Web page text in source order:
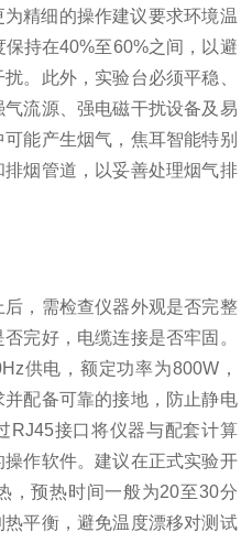
精细的操作建议要求环境温
持在40%至60%之间，以避
。此外，实验台必须平稳、
流源、强电磁干扰设备及易
能产生烟气，焦耳智能特别
烟管道，以妥善处理烟气排
，需检查仪器外观是否完整
完好，电缆连接是否牢固。
供电，额定功率为800W，
配备可靠的接地，防止静电
RJ45接口将仪器与配套计算
作软件。建议在正式实验开
，预热时间一般为20至30分
平衡，避免温度漂移对测试